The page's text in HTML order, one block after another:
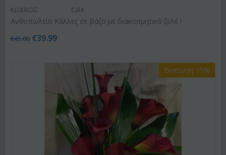
ΚΩΔΙΚΟΣ: Cal4
Ανθοπωλείο Κάλλες σε βάζο με διακοσμητικό ζελέ !
€45.00 €39.99
Έκπτωση 15%